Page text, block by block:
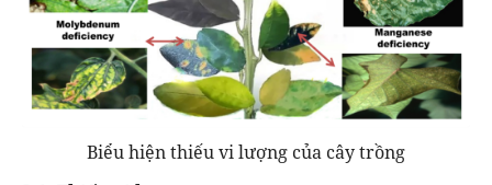
Biểu hiện thiếu vi lượng của cây trồng